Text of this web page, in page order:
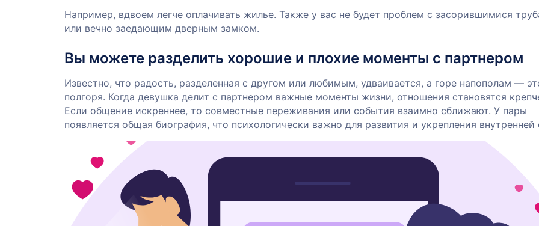
Например, вдвоем легче оплачивать жилье. Также у вас не будет проблем с засорившимися
или вечно заедающим дверным замком.
Вы можете разделить хорошие и плохие моменты с партнером
Известно, что радость, разделенная с другом или любимым, удваивается, а горе напополам —
полгоря. Когда девушка делит с партнером важные моменты жизни, отношения становятся
Если общение искреннее, то совместные переживания или события взаимно сближают. У пары
появляется общая биография, что психологически важно для развития и укрепления внутренней